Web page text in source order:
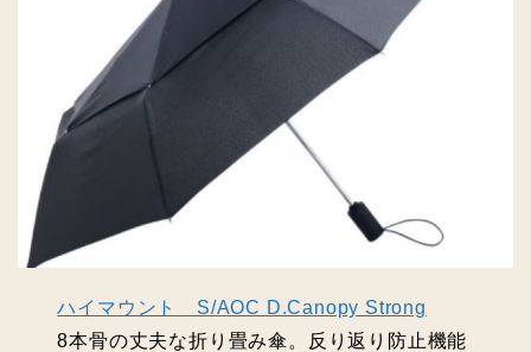
ハイマウント S/AOC D.Canopy Strong
8本骨の丈夫な折り畳み傘。反り返り防止機能